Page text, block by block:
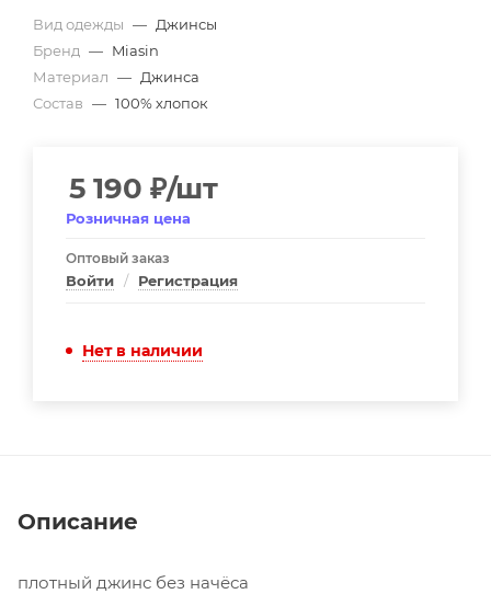
Вид одежды — Джинсы
Бренд — Miasin
Материал — Джинса
Состав — 100% хлопок
5 190 ₽/шт
Розничная цена
Оптовый заказ
Войти / Регистрация
Нет в наличии
Описание
плотный джинс без начёса